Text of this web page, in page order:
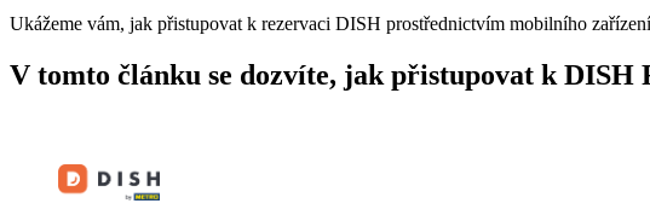
Ukážeme vám, jak přistupovat k rezervaci DISH prostřednictvím mobilního
V tomto článku se dozvíte, jak přistupovat k